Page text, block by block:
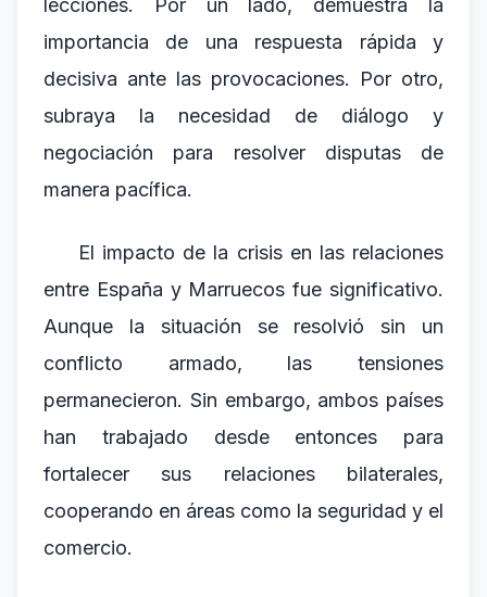
lecciones. Por un lado, demuestra la
importancia de una respuesta rápida y
decisiva ante las provocaciones. Por otro,
subraya la necesidad de diálogo y
negociación para resolver disputas de
manera pacífica.
El impacto de la crisis en las relaciones
entre España y Marruecos fue significativo.
Aunque la situación se resolvió sin un
conflicto armado, las tensiones
permanecieron. Sin embargo, ambos países
han trabajado desde entonces para
fortalecer sus relaciones bilaterales,
cooperando en áreas como la seguridad y el
comercio.